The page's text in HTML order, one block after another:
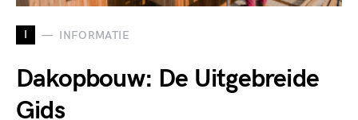
I INFORMATIE
Dakopbouw: De Uitgebreide
Gids